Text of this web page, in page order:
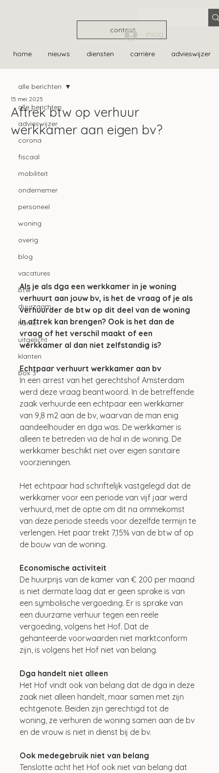
contact
home nieuws diensten carrière advieswijzer
Inloggen
alle berichten
advieswijzer
corona
fiscaal
mobiliteit
ondernemer
personeel
woning
overig
blog
vacatures
btw
duurzaam
home
uitgelicht
klanten
box 3
alle berichten
Aftrek btw op verhuur
werkkamer aan eigen bv?
15 mei 2025
Als je als dga een werkkamer in je woning
verhuurt aan jouw bv, is het de vraag of je als
verhuurder de btw op dit deel van de woning
in aftrek kan brengen? Ook is het dan de
vraag of het verschil maakt of een
werkkamer al dan niet zelfstandig is?
Echtpaar verhuurt werkkamer aan bv
In een arrest van het gerechtshof Amsterdam
werd deze vraag beantwoord. In de betreffende
zaak verhuurde een echtpaar een werkkamer
van 9,8 m2 aan de bv, waarvan de man enig
aandeelhouder en dga was. De werkkamer is
alleen te betreden via de hal in de woning. De
werkkamer beschikt niet over eigen sanitaire
voorzieningen.
Het echtpaar had schriftelijk vastgelegd dat de
werkkamer voor een periode van vijf jaar werd
verhuurd, met de optie om dit na ommekomst
van deze periode steeds voor dezelfde termijn te
verlengen. Het paar trekt 7,15% van de btw af op
de bouw van de woning.
Economische activiteit
De huurprijs van de kamer van € 200 per maand
is niet dermate laag dat er geen sprake is van
een symbolische vergoeding. Er is sprake van
een duurzame verhuur tegen een reële
vergoeding, volgens het Hof. Dat de
gehanteerde voorwaarden niet marktconform
zijn, is volgens het Hof niet van belang.
Dga handelt niet alleen
Het Hof vindt ook van belang dat de dga in deze
zaak niet alleen handelt, maar samen met zijn
echtgenote. Beiden zijn gerechtigd tot de
woning, ze verhuren de woning samen aan de bv
en de vrouw is niet in dienst bij de bv.
Ook medegebruik niet van belang
Tenslotte acht het Hof ook niet van belang dat